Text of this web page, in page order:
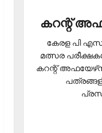
കറന്റ്
കേരള പി
മത്സര
കറന്റ്